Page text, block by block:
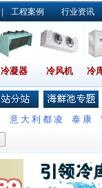
| 工程案例 行业资讯
冷凝器 冷风机 冷
意大利都凌 泰康